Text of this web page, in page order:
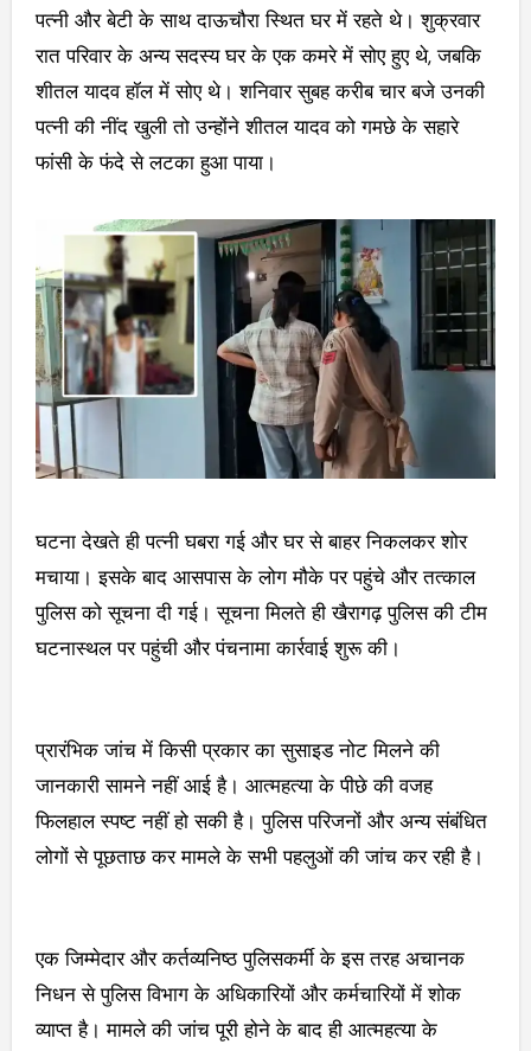
पत्नी और बेटी के साथ दाऊचौरा स्थित घर में रहते थे। शुक्रवार
रात परिवार के अन्य सदस्य घर के एक कमरे में सोए हुए थे, जबकि
शीतल यादव हॉल में सोए थे। शनिवार सुबह करीब चार बजे उनकी
पत्नी की नींद खुली तो उन्होंने शीतल यादव को गमछे के सहारे
फांसी के फंदे से लटका हुआ पाया।
घटना देखते ही पत्नी घबरा गई और घर से बाहर निकलकर शोर
मचाया। इसके बाद आसपास के लोग मौके पर पहुंचे और तत्काल
पुलिस को सूचना दी गई। सूचना मिलते ही खैरागढ़ पुलिस की टीम
घटनास्थल पर पहुंची और पंचनामा कार्रवाई शुरू की।
प्रारंभिक जांच में किसी प्रकार का सुसाइड नोट मिलने की
जानकारी सामने नहीं आई है। आत्महत्या के पीछे की वजह
फिलहाल स्पष्ट नहीं हो सकी है। पुलिस परिजनों और अन्य संबंधित
लोगों से पूछताछ कर मामले के सभी पहलुओं की जांच कर रही है।
एक जिम्मेदार और कर्तव्यनिष्ठ पुलिसकर्मी के इस तरह अचानक
निधन से पुलिस विभाग के अधिकारियों और कर्मचारियों में शोक
व्याप्त है। मामले की जांच पूरी होने के बाद ही आत्महत्या के